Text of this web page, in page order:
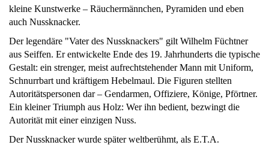
kleine Kunstwerke – Räuchermännchen, Pyramiden und eben
auch Nussknacker.
Der legendäre "Vater des Nussknackers" gilt Wilhelm Füchtner
aus Seiffen. Er entwickelte Ende des 19. Jahrhunderts die typische
Gestalt: ein strenger, meist aufrechtstehender Mann mit Uniform,
Schnurrbart und kräftigem Hebelmaul. Die Figuren stellten
Autoritätspersonen dar – Gendarmen, Offiziere, Könige, Pförtner.
Ein kleiner Triumph aus Holz: Wer ihn bedient, bezwingt die
Autorität mit einer einzigen Nuss.
Der Nussknacker wurde später weltberühmt, als E.T.A.